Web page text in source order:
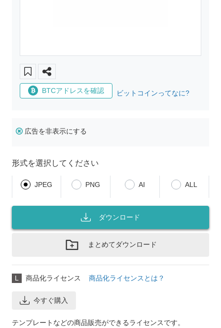
BTCアドレスを確認 ビットコインってなに?
広告を非表示にする
形式を選択してください
JPEG PNG AI ALL
ダウンロード
まとめてダウンロード
L 商品化ライセンス 商品化ライセンスとは？
今すぐ購入
テンプレートなどの商品販売ができるライセンスです。